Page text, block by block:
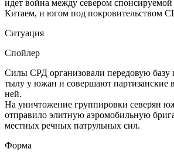
идет война между севером
Китаем, и югом под покровительством
Ситуация
Спойлер
Силы CРД организовали передовую базу
тылу у южан и совершают партизанские
ней.
На уничтожение группировки северян
отправило элитную аэромобильную
местных речных патрульных сил.
Форма